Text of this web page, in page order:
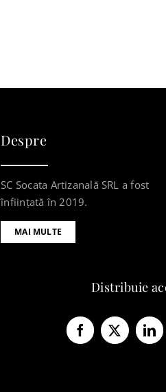
Despre
SC Socata Artizanală SRL a fost
înființată în 2019.
MAI MULTE
Distribuie